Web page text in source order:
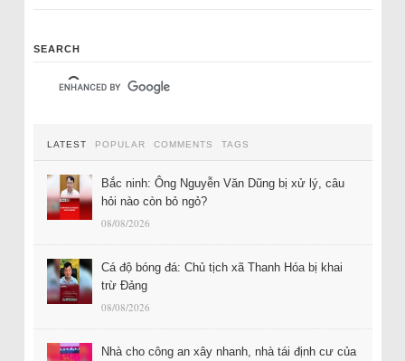
SEARCH
LATEST POPULAR COMMENTS TAGS
Bắc ninh: Ông Nguyễn Văn Dũng bị xử lý, câu
hỏi nào còn bỏ ngỏ?
08/08/2026
Cá độ bóng đá: Chủ tịch xã Thanh Hóa bị khai
trừ Đảng
08/08/2026
Nhà cho công an xây nhanh, nhà tái định cư của